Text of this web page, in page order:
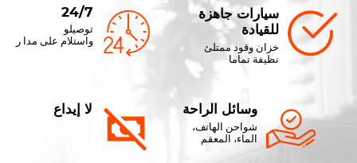
24/7
توصيلو
واستلام على مدا ر
سيارات جاهزة
للقيادة
خزان وقود ممتلئ
نظيفة تماما
لا إيداع وسائل الراحة
شواحن الهاتف،
الماء، المعقم